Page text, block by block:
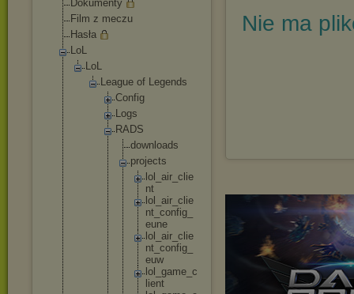
Dokumenty
Film z meczu
Hasła
LoL
LoL
League of Legends
Config
Logs
RADS
downl oads
projects
lo
air_ cl ie
nt
lo
air_ cl ie
nt _config_
eune
lo
air_ cl ie
nt _config_
euw
lo
game _c
lient
Nie ma